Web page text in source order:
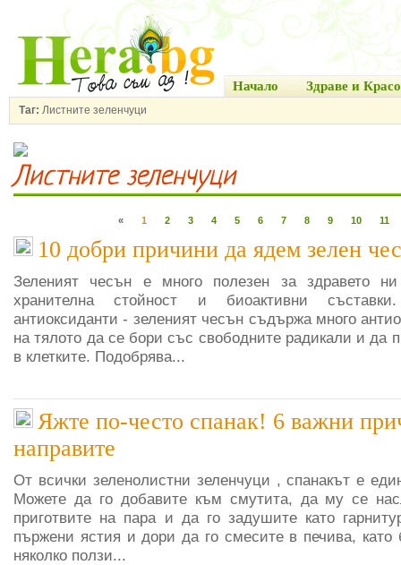
Начало Здраве и
Таг: Листните зеленчуци
Листните зеленчуци
« 1 2 3 4 5 6 7 8 9 10 11
10 добри причини да ядем зелен
Зеленият чесън е много полезен за здравето
хранителна стойност и биоактивни
антиоксиданти - зеленият чесън съдържа много
на тялото да се бори със свободните радикали и да
в клетките. Подобрява...
Яжте по-често спанак! 6 важни
направите
От всички зеленолистни зеленчуци , спанакът е
Можете да го добавите към смутита, да му се
приготвите на пара и да го задушите като
пържени ястия и дори да го смесите в печива,
няколко ползи...